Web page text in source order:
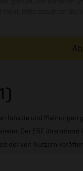
Inhalte und
Der ERF
der von Nutzern